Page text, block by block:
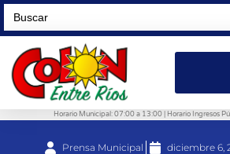
Search
for:
Horario Municipal: 07:00 a 13:00 | Horario Ingresos
Prensa Municipal diciembre 6,